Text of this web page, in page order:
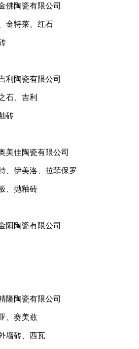
佛陶瓷有限公司
金特莱、红石
利陶瓷有限公司
石、吉利
砖
美佳陶瓷有限公司
、伊美洛、拉菲保罗
、抛釉砖
阳陶瓷有限公司
隆陶瓷有限公司
、赛美兹
墙砖、西瓦